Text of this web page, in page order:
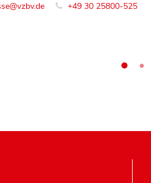
+49 30 25800-525
+49 30 258 00-0